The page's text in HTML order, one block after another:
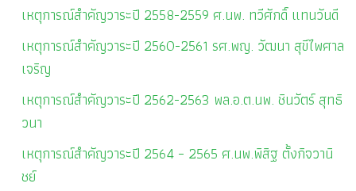
เหตุการณ์สำคัญวาระปี 2558-2559 ศ.นพ. ทวีศักดิ์ แทนวันดี
เหตุการณ์สำคัญวาระปี 2560-2561 รศ.พญ. วัฒนา สุขีไพศาล
เจริญ
เหตุการณ์สำคัญวาระปี 2562-2563 พล.อ.ต.นพ. ชินวัตร์ สุทธิ
วนา
เหตุการณ์สำคัญวาระปี 2564 – 2565 ศ.นพ.พิสิฐ ตั้งกิจวานิ
ชย์